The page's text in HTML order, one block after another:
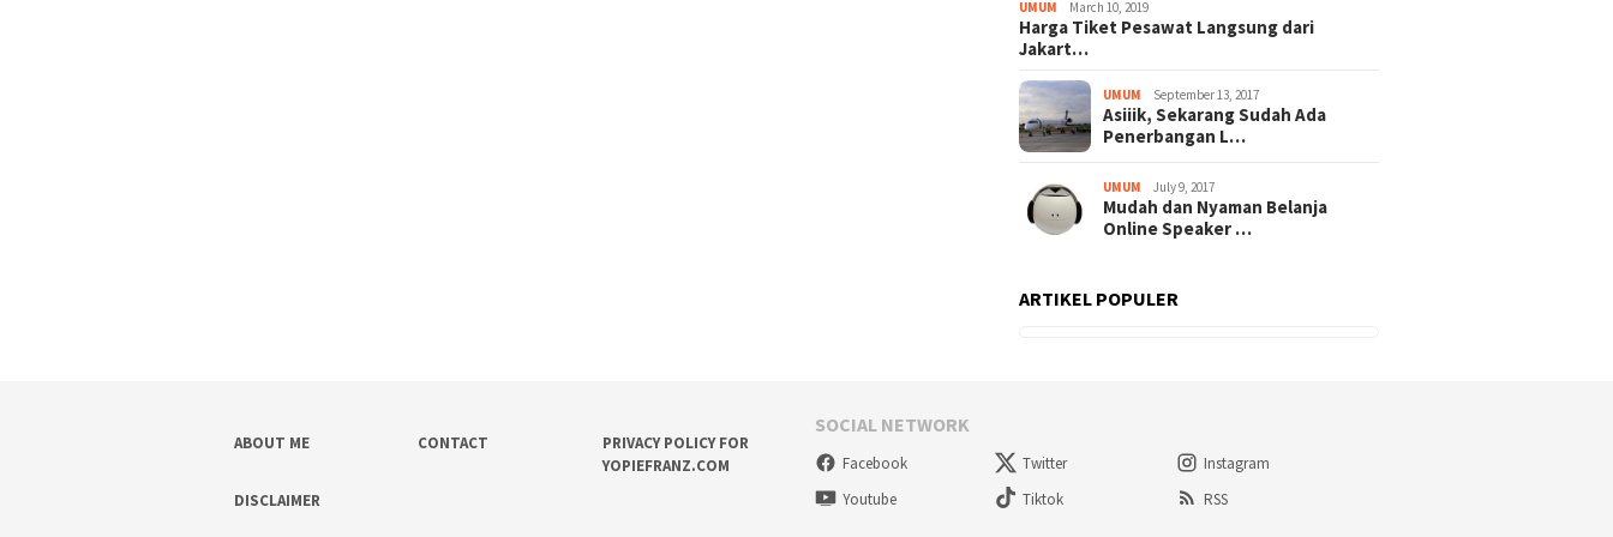
UMUM March 10, 2019
Harga Tiket Pesawat Langsung dari
Jakart…
UMUM September 13, 2017
Asiiik, Sekarang Sudah Ada
Penerbangan L…
UMUM July 9, 2017
Mudah dan Nyaman Belanja
Online Speaker …
ARTIKEL POPULER
ABOUT ME CONTACT
PRIVACY POLICY FOR
YOPIEFRANZ.COM
DISCLAIMER
SOCIAL NETWORK
Facebook Twitter
Instagram
Youtube
Tiktok RSS